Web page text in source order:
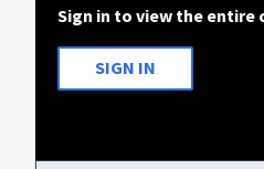
Sign in to view the
SIGN IN